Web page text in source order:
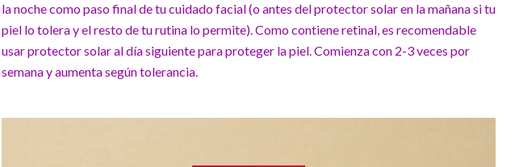
la noche como paso final de tu cuidado facial (o antes del protector solar en la mañana si tu
piel lo tolera y el resto de tu rutina lo permite). Como contiene retinal, es recomendable
usar protector solar al día siguiente para proteger la piel. Comienza con 2-3 veces por
semana y aumenta según tolerancia.